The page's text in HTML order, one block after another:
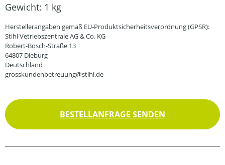
Gewicht: 1 kg
Herstellerangaben gemäß EU-Produktsicherheitsverordnung (GPSR):
Stihl Vetriebszentrale AG & Co. KG
Robert-Bosch-Straße 13
64807 Dieburg
Deutschland
grosskundenbetreuung@stihl.de
BESTELLANFRAGE SENDEN